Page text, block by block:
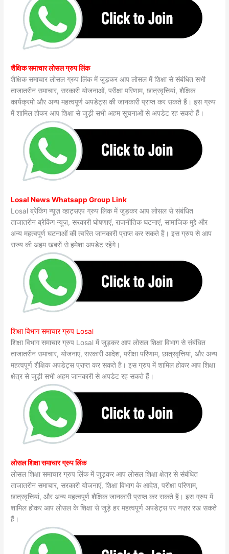
शैक्षिक समाचार लोसल ग्रुप लिंक
शैक्षिक समाचार लोसल ग्रुप लिंक में जुड़कर आप लोसल में शिक्षा से संबंधित सभी
ताजातरीन समाचार, सरकारी योजनाओं, परीक्षा परिणाम, छात्रवृत्तियां, शैक्षिक
कार्यक्रमों और अन्य महत्वपूर्ण अपडेट्स की जानकारी प्राप्त कर सकते हैं। इस ग्रुप
में शामिल होकर आप शिक्षा से जुड़ी सभी अहम सूचनाओं से अपडेट रह सकते हैं।
Losal News Whatsapp Group Link
Losal ब्रेकिंग न्यूज़ व्हाट्सएप ग्रुप लिंक में जुड़कर आप लोसल से संबंधित
ताजातरीन ब्रेकिंग न्यूज़, सरकारी घोषणाएं, राजनीतिक घटनाएं, सामाजिक मुद्दे और
अन्य महत्वपूर्ण घटनाओं की त्वरित जानकारी प्राप्त कर सकते हैं। इस ग्रुप से आप
राज्य की अहम खबरों से हमेशा अपडेट रहेंगे।
शिक्षा विभाग समाचार ग्रुप Losal
शिक्षा विभाग समाचार ग्रुप Losal में जुड़कर आप लोसल शिक्षा विभाग से संबंधित
ताजातरीन समाचार, योजनाएं, सरकारी आदेश, परीक्षा परिणाम, छात्रवृत्तियां, और अन्य
महत्वपूर्ण शैक्षिक अपडेट्स प्राप्त कर सकते हैं। इस ग्रुप में शामिल होकर आप शिक्षा
क्षेत्र से जुड़ी सभी अहम जानकारी से अपडेट रह सकते हैं।
लोसल शिक्षा समाचार ग्रुप लिंक
लोसल शिक्षा समाचार ग्रुप लिंक में जुड़कर आप लोसल शिक्षा क्षेत्र से संबंधित
ताजातरीन समाचार, सरकारी योजनाएं, शिक्षा विभाग के आदेश, परीक्षा परिणाम,
छात्रवृत्तियां, और अन्य महत्वपूर्ण शैक्षिक जानकारी प्राप्त कर सकते हैं। इस ग्रुप में
शामिल होकर आप लोसल के शिक्षा से जुड़े हर महत्वपूर्ण अपडेट्स पर नज़र रख सकते
हैं।